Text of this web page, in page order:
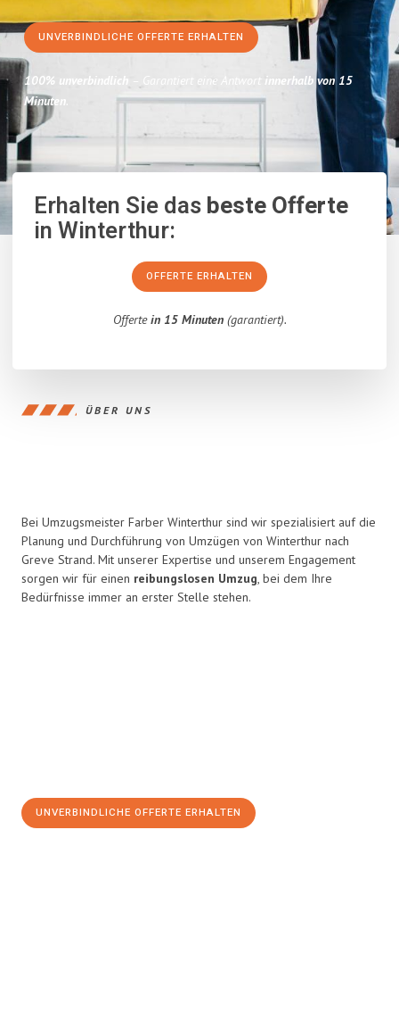
UNVERBINDLICHE OFFERTE ERHALTEN
100% unverbindlich – Garantiert eine Antwort innerhalb von 15
Minuten.
Erhalten Sie dasbeste Offerte
in Winterthur:
OFFERTE ERHALTEN
Offertein 15 Minuten(garantiert).
ÜBER UNS
Bei Umzugsmeister Farber Winterthur sind wir spezialisiert auf die
Planung und Durchführung von Umzügen von Winterthur nach
Greve Strand. Mit unserer Expertise und unserem Engagement
sorgen wir für einen reibungslosen Umzug, bei dem Ihre
Bedürfnisse immer an erster Stelle stehen.
UNVERBINDLICHE OFFERTE ERHALTEN